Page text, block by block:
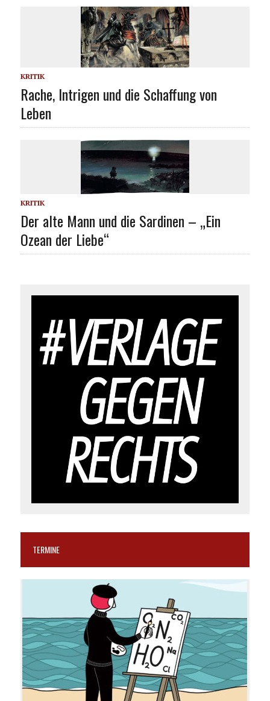
KRITIK
Rache, Intrigen und die Schaffung von
Leben
KRITIK
Der alte Mann und die Sardinen – „Ein
Ozean der Liebe“
TERMINE